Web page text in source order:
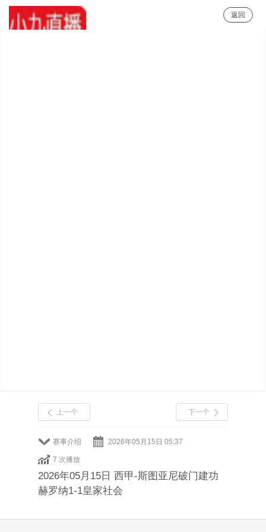
返回
赛事介绍 2026年05月15日 05:37
7 次播放
上一个 下一个
2026年05月15日 西甲-斯图亚尼破门建功
赫罗纳1-1皇家社会